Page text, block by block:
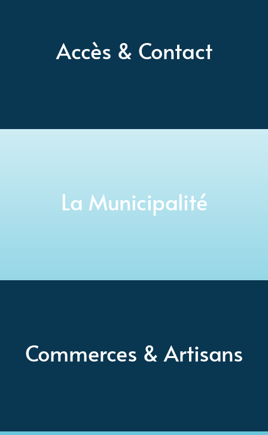
Accès & Contact
La Municipalité
Commerces & Artisans